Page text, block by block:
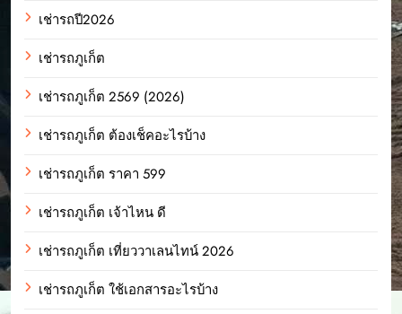
เช่ารถปี2026
เช่ารถภูเก็ต
เช่ารถภูเก็ต 2569 (2026)
เช่ารถภูเก็ต ต้องเช็คอะไรบ้าง
เช่ารถภูเก็ต ราคา 599
เช่ารถภูเก็ต เจ้าไหน ดี
เช่ารถภูเก็ต เที่ยววาเลนไทน์ 2026
เช่ารถภูเก็ต ใช้เอกสารอะไรบ้าง